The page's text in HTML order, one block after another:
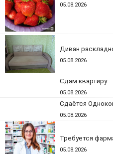
05.08.2026
Диван
05.08.2026
Сдам квартиру
05.08.2026
Сдаётся
05.08.2026
Требуется
05.08.2026